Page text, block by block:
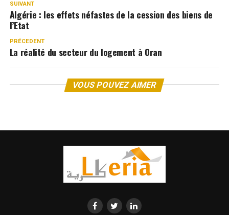
SUIVANT
Algérie : les effets néfastes de la cession des biens de
l’Etat
PRÉCEDENT
La réalité du secteur du logement à Oran
VOUS POUVEZ AIMER